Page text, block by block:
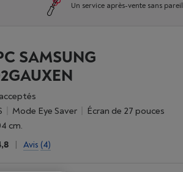
Un service après-vente sans pareil
SAMSUNG
mode Eye Saver
écran de 27 pouces
cm.
| Avis (4)